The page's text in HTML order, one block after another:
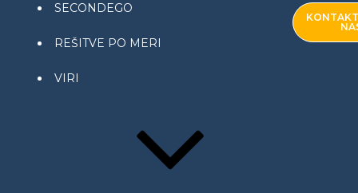
SECONDEGO
REŠITVE PO MERI
VIRI